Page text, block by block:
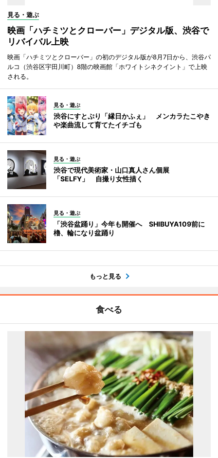
見る・遊ぶ
映画「ハチミツとクローバー」デジタル版、渋谷で
リバイバル上映
映画「ハチミツとクローバー」の初のデジタル版が8月7日から、渋谷パ
ルコ（渋谷区宇田川町）8階の映画館「ホワイトシネクイント」で上映
される。
見る・遊ぶ
渋谷にすとぷり「縁日かふぇ」 メンカラたこやき
や楽曲流して育てたイチゴも
見る・遊ぶ
渋谷で現代美術家・山口真人さん個展
「SELFY」 自撮り女性描く
見る・遊ぶ
「渋谷盆踊り」今年も開催へ SHIBUYA109前に
櫓、輪になり盆踊り
もっと見る
食べる